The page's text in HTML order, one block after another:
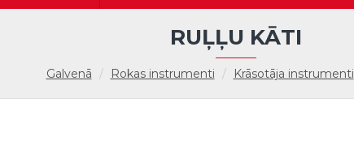
Galvenā Rokas instrumenti Krāsotāja instrumenti
RUĻĻU KĀTI